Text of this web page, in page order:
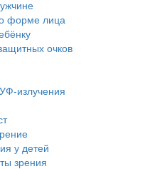
форме лица
очков
излучения
у детей
зрения